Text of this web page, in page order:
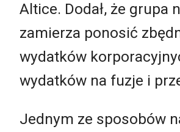
Altice. Dodał, że grupa
zamierza ponosić
wydatków
wydatków na fuzje i
Jednym ze sposobów